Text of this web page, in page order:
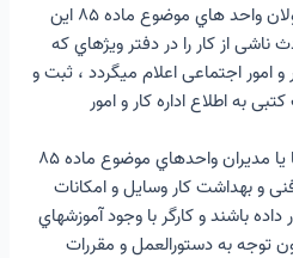
کارفرما یا مسئولان واحد هاي موضوع ماده ۸۵ این
ناشی از کار را در دفتر ویژهاي که
و امور اجتماعی اعلام میگردد ، ثبت و
به اطلاع اداره کار و امور
چنانچه کارفرما یا مدیران واحدهاي موضوع ماده ۸۵
و بهداشت کار وسایل و امکانات
داده باشند و کارگر با وجود آموزشهاي
توجه به دستورالعمل و مقررات